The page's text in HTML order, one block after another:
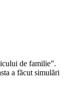
de familie”.
a făcut simulări